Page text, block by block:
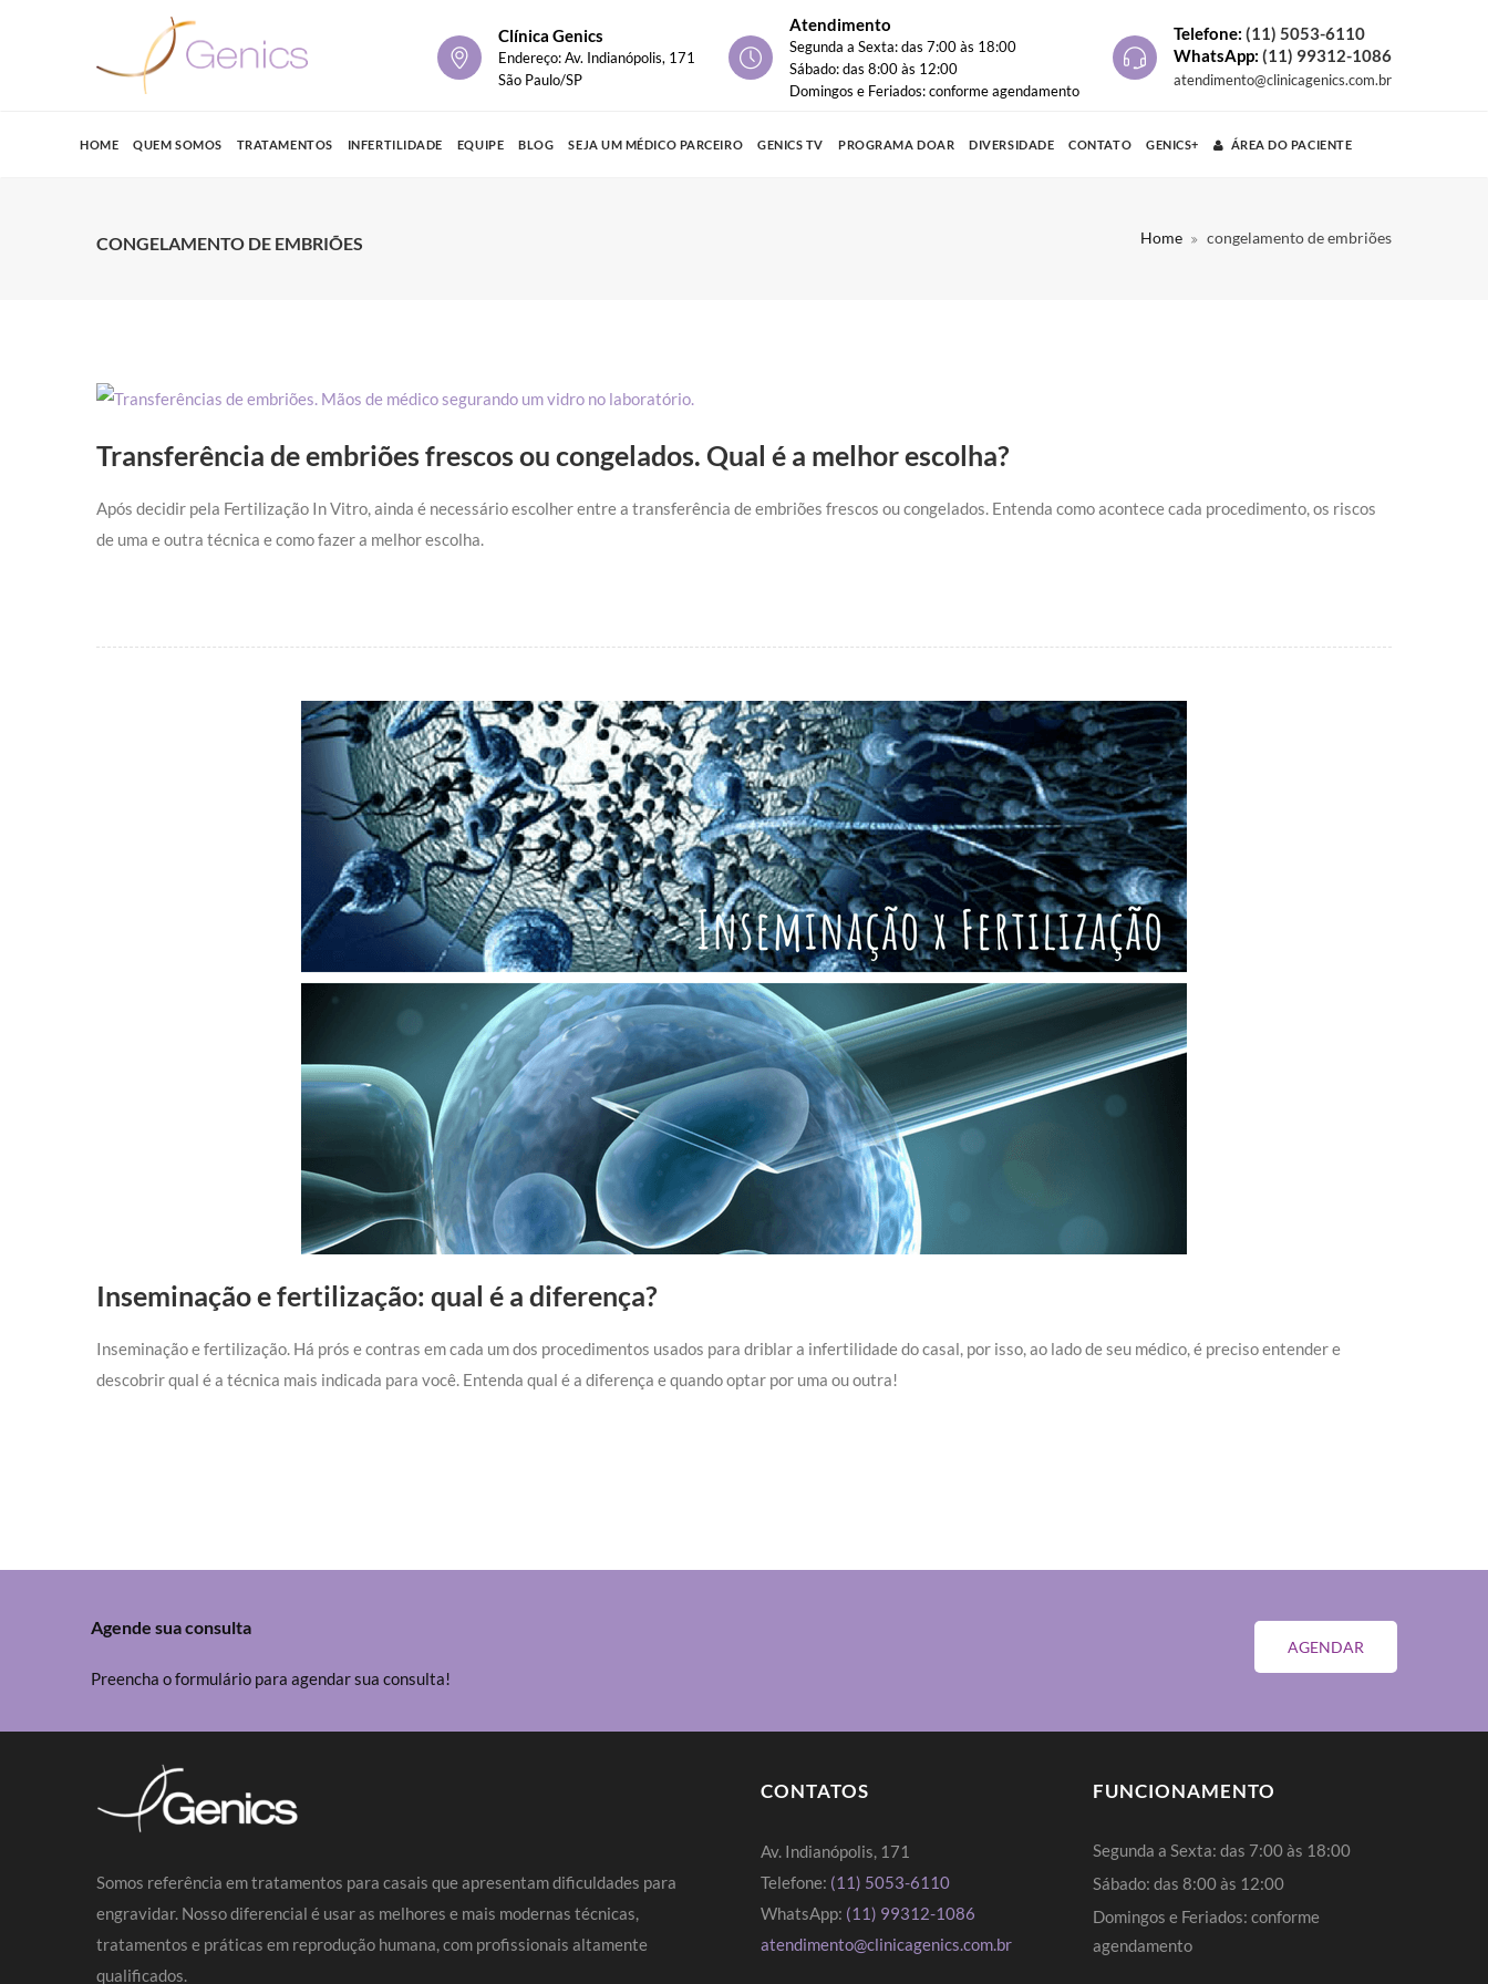
Clínica Genics
Endereço: Av. Indianópolis, 171
São Paulo/SP
Atendimento
Segunda a Sexta: das 7:00 às 18:00
Sábado: das 8:00 às 12:00
Domingos e Feriados: conforme agendamento
Telefone: (11) 5053-6110
WhatsApp: (11) 99312-1086
atendimento@clinicagenics.com.br
HOME QUEM SOMOS TRATAMENTOS INFERTILIDADE EQUIPE BLOG SEJA UM MÉDICO PARCEIRO GENICS TV PROGRAMA DOAR DIVERSIDADE CONTATO GENICS+ ÁREA DO PACIENTE
CONGELAMENTO DE EMBRIÕES Home congelamento de embriões
Transferência de embriões frescos ou congelados. Qual é a melhor escolha?
Após decidir pela Fertilização In Vitro, ainda é necessário escolher entre a transferência de embriões frescos ou congelados. Entenda como acontece cada procedimento, os riscos
de uma e outra técnica e como fazer a melhor escolha.
Inseminação e fertilização: qual é a diferença?
Inseminação e fertilização. Há prós e contras em cada um dos procedimentos usados para driblar a infertilidade do casal, por isso, ao lado de seu médico, é preciso entender e
descobrir qual é a técnica mais indicada para você. Entenda qual é a diferença e quando optar por uma ou outra!
AGENDAR
Agende sua consulta
Preencha o formulário para agendar sua consulta!
Somos referência em tratamentos para casais que apresentam dificuldades para
engravidar. Nosso diferencial é usar as melhores e mais modernas técnicas,
tratamentos e práticas em reprodução humana, com profissionais altamente
qualificados.
CONTATOS
Av. Indianópolis, 171
Telefone: (11) 5053-6110
WhatsApp: (11) 99312-1086
atendimento@clinicagenics.com.br
FUNCIONAMENTO
Segunda a Sexta: das 7:00 às 18:00
Sábado: das 8:00 às 12:00
Domingos e Feriados: conforme
agendamento